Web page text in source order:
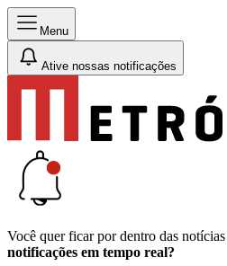
Menu
Ative nossas notificações
Você quer ficar por dentro das
notificações em tempo real?